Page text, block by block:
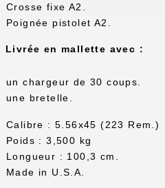
Crosse fixe A2.
Poignée pistolet A2.
Livrée en mallette avec :
un chargeur de 30 coups.
une bretelle.
Calibre : 5.56x45 (223 Rem.)
Poids : 3,500 kg
Longueur : 100,3 cm.
Made in U.S.A.